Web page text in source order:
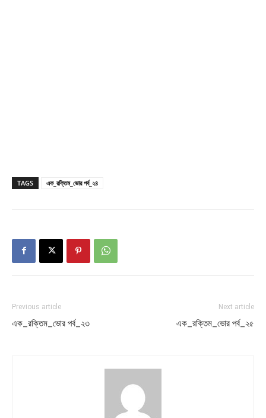
TAGS এক_রক্তিম_ভোর পর্ব_২৪
Previous article
এক_রক্তিম_ভোর পর্ব_২৩
Next article
এক_রক্তিম_ভোর পর্ব_২৫